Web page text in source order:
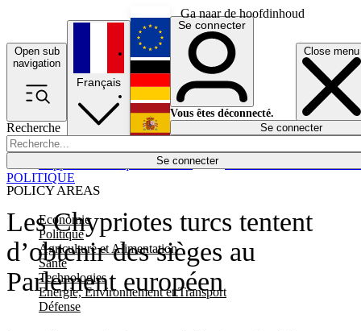
Ga naar de hoofdinhoud
Open sub
navigation
Close menu
Recherche
Se connecter
POLICY AREAS
Economie
Politique
Agriculture et Alimentation
Santé
Technologies
Energie, Environnement et Transport
Défense
Économie
Français
English
Deutsch
Español
Se connecter
Vous êtes déconnecté.
Se connecter
Les Chypriotes turcs tentent
d’obtenir des sièges au
Parlement européen
POLITIQUE